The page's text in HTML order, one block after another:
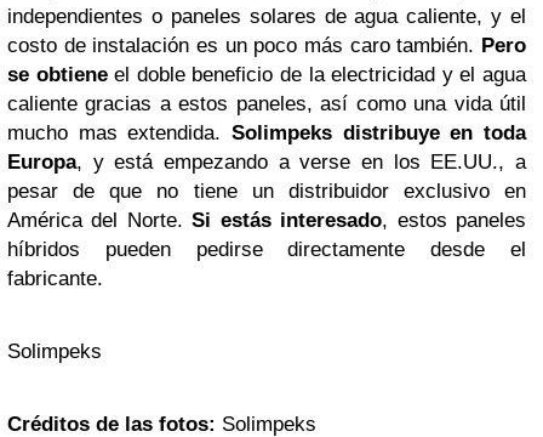
independientes o paneles solares de agua caliente, y el
costo de instalación es un poco más caro también. Pero
se obtieneel doble beneficio de la electricidad y el agua
caliente gracias a estos paneles, así como una vida útil
mucho mas extendida. Solimpeks distribuye en toda
Europa, y está empezando a verse en los EE.UU., a
pesar de que no tiene un distribuidor exclusivo en
América del Norte.Si estás interesado, estos paneles
híbridos pueden pedirse directamente desde el
fabricante.
Solimpeks
Créditos de las fotos: Solimpeks